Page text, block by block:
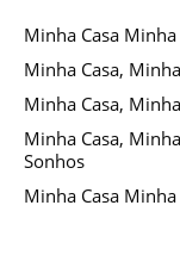
Minha Casa
Minha Casa,
Minha Casa,
Minha Casa,
Sonhos
Minha Casa